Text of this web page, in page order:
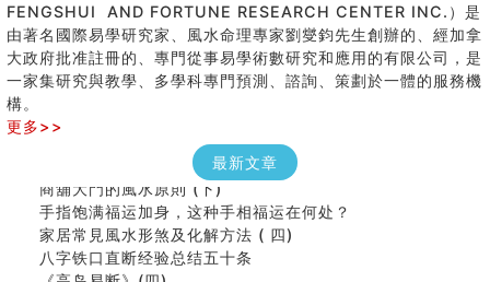
FENGSHUI AND FORTUNE RESEARCH CENTER INC.）是
由著名國際易學研究家、風水命理專家劉燮鈞先生創辦的、經加拿
大政府批准註冊的、專門從事易學術數研究和應用的有限公司，是
一家集研究與教學、多學科專門預測、諮詢、策劃於一體的服務機
構。
更多>>
最新文章
女性起名的用字講究
香港巨富霍英東命造 (名人八字淺析十）
看字形结构推算出吉凶
七夕节 我国唯一一个以女性为主角传统节日
商舖大門的風水原則 (下)
手指饱满福运加身，这种手相福运在何处？
家居常見風水形煞及化解方法 ( 四)
八字铁口直断经验总结五十条
《高岛易断》(四)